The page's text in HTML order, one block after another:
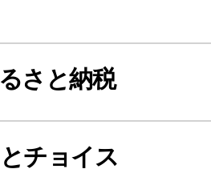
さと納税
チョイス